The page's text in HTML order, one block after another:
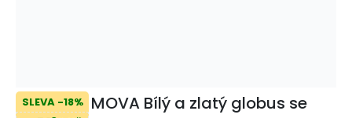
SLEVA -18%
MOVA Bílý a zlatý globus se